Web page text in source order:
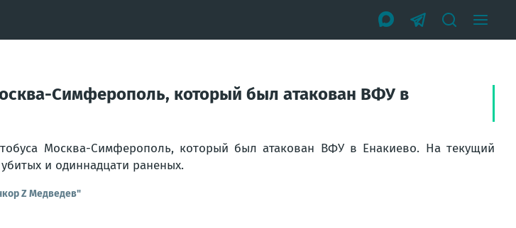
Симферополь, который был атакован ВФУ в
Москва-Симферополь, который был атакован ВФУ в Енакиево. На текущий
и одиннадцати раненых.
Z Медведев"